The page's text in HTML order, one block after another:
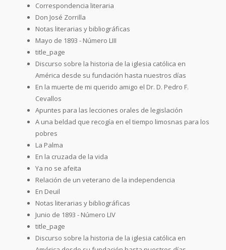
Correspondencia literaria
Don José Zorrilla
Notas literarias y bibliográficas
Mayo de 1893 - Número LIII
title_page
Discurso sobre la historia de la iglesia católica en
América desde su fundación hasta nuestros días
En la muerte de mi querido amigo el Dr. D. Pedro F.
Cevallos
Apuntes para las lecciones orales de legislación
A una beldad que recogía en el tiempo limosnas para los
pobres
La Palma
En la cruzada de la vida
Ya no se afeita
Relación de un veterano de la independencia
En Deuil
Notas literarias y bibliográficas
Junio de 1893 - Número LIV
title_page
Discurso sobre la historia de la iglesia católica en